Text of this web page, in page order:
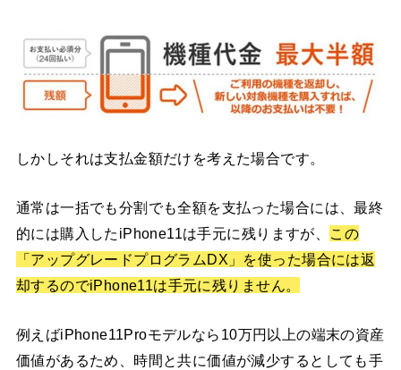
しかしそれは支払金額だけを考えた場合です。
通常は一括でも分割でも全額を支払った場合には、最終
的には購入したiPhone11は手元に残りますが、 この
「アップグレードプログラムDX」を使った場合には返
却するのでiPhone11は手元に残りません。
例えばiPhone11Proモデルなら10万円以上の端末の資産
価値があるため、時間と共に価値が減少するとしても手